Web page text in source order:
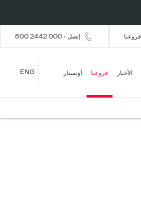
إتصل - 000 2442 800 فروعنا
الأخبار فروعنا أونستار ENG